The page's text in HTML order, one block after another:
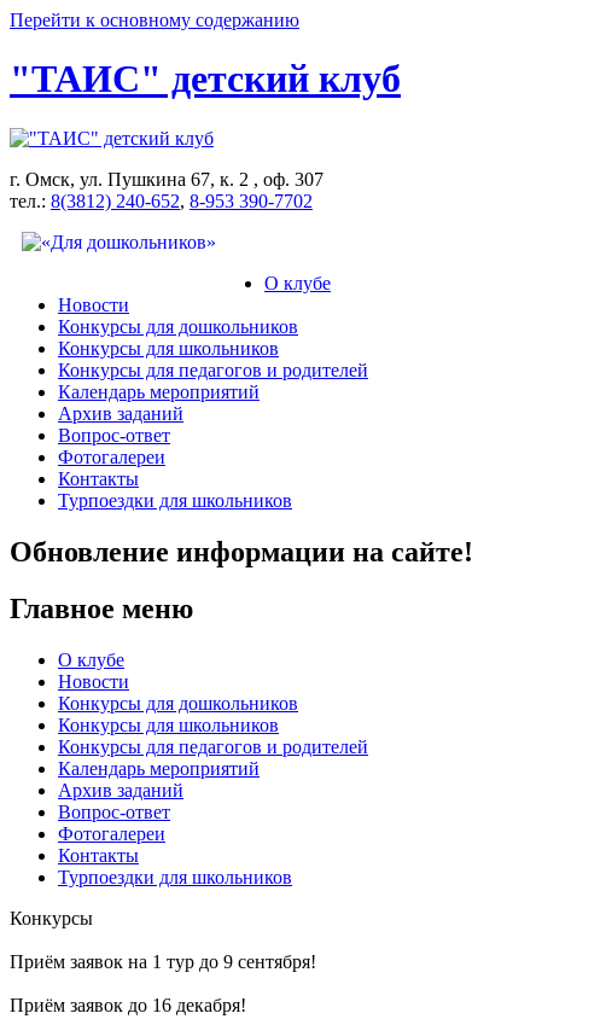
Перейти к основному содержанию
"ТАИС" детский клуб
г. Омск, ул. Пушкина 67, к. 2 , оф. 307
тел.: 8(3812) 240-652, 8-953 390-7702
О клубе
Новости
Конкурсы для дошкольников
Конкурсы для школьников
Конкурсы для педагогов и родителей
Календарь мероприятий
Архив заданий
Вопрос-ответ
Фотогалереи
Контакты
Турпоездки для школьников
Обновление информации на сайте!
Главное меню
О клубе
Новости
Конкурсы для дошкольников
Конкурсы для школьников
Конкурсы для педагогов и родителей
Календарь мероприятий
Архив заданий
Вопрос-ответ
Фотогалереи
Контакты
Турпоездки для школьников
Конкурсы
Приём заявок на 1 тур до 9 сентября!
Приём заявок до 16 декабря!